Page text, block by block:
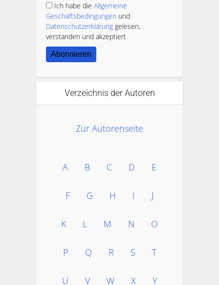
Ich habe die Allgemeine
Geschäftsbedingungen und
Datenschutzerklärung gelesen,
verstanden und akzeptiert
Abonnieren
Verzeichnis der Autoren
Zur Autorenseite
A B C D E
F G H I J
K L M N O
P Q R S T
U V W X Y